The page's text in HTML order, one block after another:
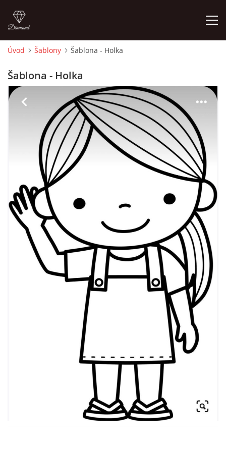
O MĚ
FOTOALBUM
DĚJINY VÝTVARNÉHO UMĚNÍ
NOVINKY ZE ŠKOLSTVÍ 2025
ROČNÍ PLÁN - INSPIRACE /DLE NOVÉHO RVP PV 2025
VZDĚLÁVACÍ BLOK ZÁŘÍ
VZDĚLÁVACÍ BLOK ŘÍJEN
VZDĚLÁVACÍ BLOK LISTOPAD
VZDĚLÁVACÍ BLOK PROSINEC
VZDĚLÁVACÍ BLOK LEDEN
VZDĚLÁVACÍ BLOK ÚNOR
Úvod Šablony Šablona - Holka
Šablona - Holka